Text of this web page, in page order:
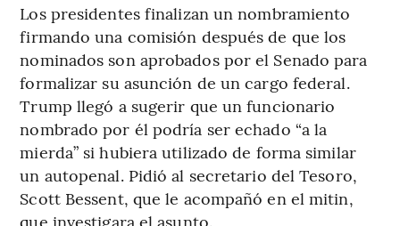
Los presidentes finalizan un nombramiento
firmando una comisión después de que los
nominados son aprobados por el Senado para
formalizar su asunción de un cargo federal.
Trump llegó a sugerir que un funcionario
nombrado por él podría ser echado “a la
mierda” si hubiera utilizado de forma similar
un autopenal. Pidió al secretario del Tesoro,
Scott Bessent, que le acompañó en el mitin,
que investigara el asunto.